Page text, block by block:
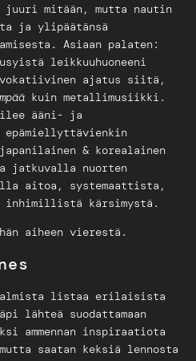
juuri mitään, mutta nautin
ja ylipäätänsä
Asiaan palaten:
leikkuuhuoneeni
ajatus siitä,
kuin metallimusiikki.
ääni- ja
epämiellyttävienkin
& korealainen
jatkuvalla nuorten
aitoa, systemaattista,
inhimillistä kärsimystä.
aiheen vierestä.
listaa erilaisista
lähteä suodattamaan
ammennan inspiraatiota
saatan keksiä lennosta